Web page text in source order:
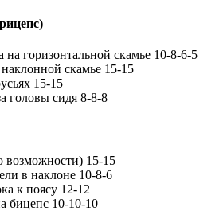
горизонтальной скамье 10-8-6-5
скамье 15-15
15-15
головы сидя 8-8-8
возможности) 15-15
в наклоне 10-8-6
к поясу 12-12
бицепс 10-10-10